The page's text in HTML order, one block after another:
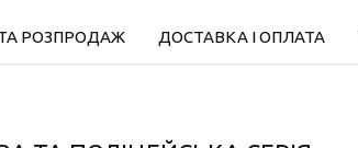
ТА РОЗПРОДАЖ ДОСТАВКА І ОПЛАТА